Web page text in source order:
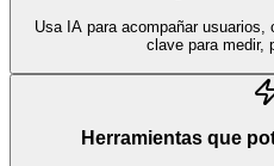
Usa IA para acompañar
clave para medir,
Herramientas que